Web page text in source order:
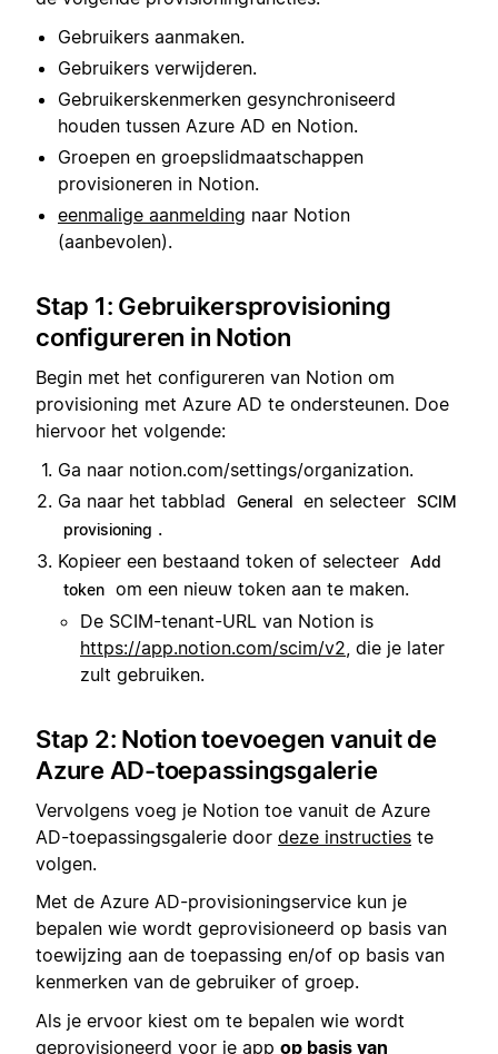
Gebruikers aanmaken.
Gebruikers verwijderen.
Gebruikerskenmerken gesynchroniseerd
houden tussen Azure AD en Notion.
Groepen en groepslidmaatschappen
provisioneren in Notion.
eenmalige aanmelding naar Notion
(aanbevolen).
Stap 1: Gebruikersprovisioning
configureren in Notion
Begin met het configureren van Notion om
provisioning met Azure AD te ondersteunen. Doe
hiervoor het volgende:
Ga naar notion.com/settings/organization.
Ga naar het tabblad
General en selecteer SCIM
provisioning .
Kopieer een bestaand token of selecteer Add
token om een nieuw token aan te maken.
De SCIM-tenant-URL van Notion is
https://app.notion.com/scim/v2 , die je later
zult gebruiken.
Stap 2: Notion toevoegen vanuit de
Azure AD-toepassingsgalerie
Vervolgens voeg je Notion toe vanuit de Azure
AD-toepassingsgalerie door deze instructies te
volgen.
Met de Azure AD-provisioningservice kun je
bepalen wie wordt geprovisioneerd op basis van
toewijzing aan de toepassing en/of op basis van
kenmerken van de gebruiker of groep.
Als je ervoor kiest om te bepalen wie wordt
geprovisioneerd voor je app op basis van